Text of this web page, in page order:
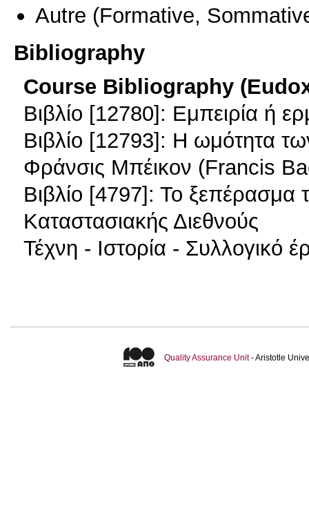
Autre (Formative,
Bibliography
Course Bibliography
Βιβλίο [12780]: Εμπειρία ή
Βιβλίο [12793]: Η ωμότητα
Φράνσις Μπέικον (Francis
Βιβλίο [4797]: Το ξεπέρασμα
Καταστασιακής Διεθνούς
Τέχνη - Ιστορία - Συλλογικό
Quality Assurance Unit- Aristotle